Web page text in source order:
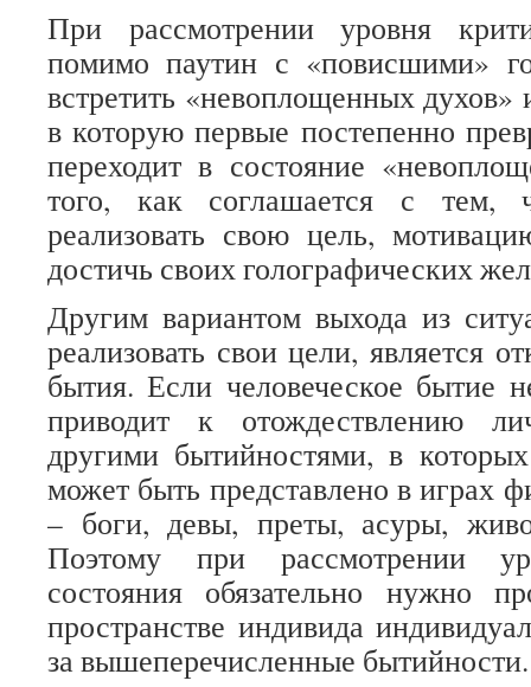
При рассмотрении уровня
помимо паутин с «повисшими»
встретить «невоплощенных
в которую первые постепенно
переходит в состояние
того, как соглашается с
реализовать свою цель,
достичь своих голографических
Другим вариантом выхода из
реализовать свои цели, является
бытия. Если человеческое бытие
приводит к отождествлению
другими бытийностями, в
может быть представлено в играх
– боги, девы, преты, асуры,
Поэтому при рассмотрении
состояния обязательно нужно
пространстве индивида
за вышеперечисленные бытийности.